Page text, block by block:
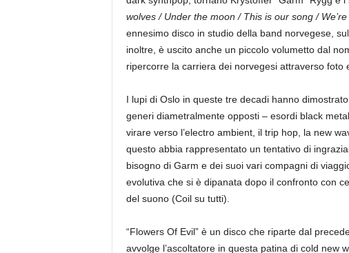
wolves / Under the moon / This is our song / We’re
ennesimo disco in studio della band norvegese,
inoltre, è uscito anche un piccolo volumetto dal
ripercorre la carriera dei norvegesi attraverso foto
I lupi di Oslo in queste tre decadi hanno
generi diametralmente opposti – esordi black
virare verso l’electro ambient, il trip hop, la new
questo abbia rappresentato un tentativo di
bisogno di Garm e dei suoi vari compagni di
evolutiva che si è dipanata dopo il confronto con
del suono (Coil su tutti).
“Flowers Of Evil” è un disco che riparte dal
avvolge l’ascoltatore in questa patina di cold new